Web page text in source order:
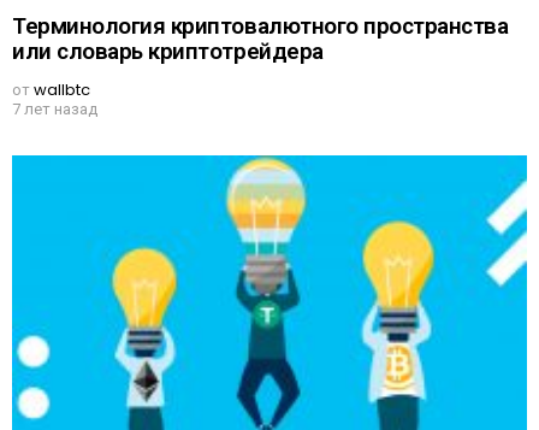
Терминология криптовалютного пространства
или словарь криптотрейдера
отwallbtc
7 лет назад